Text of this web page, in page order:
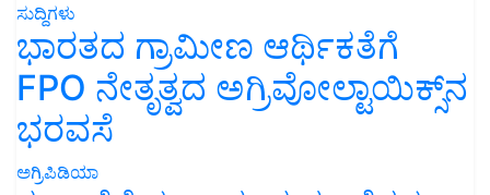
ಸುದ್ದಿಗಳು
ಭಾರತದ ಗ್ರಾಮೀಣ ಆರ್ಥಿಕತೆಗೆ
FPO ನೇತೃತ್ವದ ಅಗ್ರಿವೋಲ್ಟಾಯಿಕ್ಸ್‌ನ
ಭರವಸೆ
ಅಗ್ರಿಪಿಡಿಯಾ